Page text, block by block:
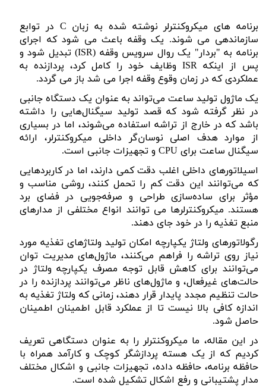
برنامه های میکروکنترلر نوشته شده به زبان C در توابع
سازماندهی می شوند. یک وقفه باعث می شود که اجرای
برنامه به "بردار" یک روال سرویس وقفه (ISR) تبدیل شود و
پس از اینکهISR وظایف خود را کامل کرد، پردازنده به
عملکردی که در زمان وقوع وقفه اجرا می شد باز می گردد.
یک ماژول تولید ساعت می‌تواند به عنوان یک دستگاه جانبی
در نظر گرفته شود که قصد تولید سیگنال‌هایی را داشته
باشد که در خارج از تراشه استفاده می‌شوند، اما در بسیاری
از موارد هدف اصلی نوسان‌گر داخلی میکروکنترلر، ارائه
سیگنال ساعت برای CPU و تجهیزات جانبی است.
اسیلاتورهای داخلی اغلب دقت کمی دارند، اما در کاربردهایی
که می‌توانند این دقت کم را تحمل کنند، روشی مناسب و
مؤثر برای ساده‌سازی طراحی و صرفه‌جویی در فضای برد
هستند. میکروکنترلرها می توانند انواع مختلفی از مدارهای
منبع تغذیه را در خود جای دهند.
رگولاتورهای ولتاژ یکپارچه امکان تولید ولتاژهای تغذیه مورد
نیاز روی تراشه را فراهم می‌کنند، ماژول‌های مدیریت توان
می‌توانند برای کاهش قابل توجه مصرف یکپارچه ولتاژ در
حالت‌های غیرفعال، و ماژول‌های ناظر می‌توانند پردازنده را در
حالت تنظیم مجدد پایدار قرار دهند، زمانی که ولتاژ تغذیه به
اندازه کافی بالا نیست تا از عملکرد قابل اطمینان اطمینان
حاصل شود.
در این مقاله، ما میکروکنترلر را به عنوان دستگاهی تعریف
کردیم که از یک هسته پردازشگر کوچک و کارآمد همراه با
حافظه برنامه، حافظه داده، تجهیزات جانبی و اشکال مختلف
مدار پشتیبانی و رفع اشکال تشکیل شده است.